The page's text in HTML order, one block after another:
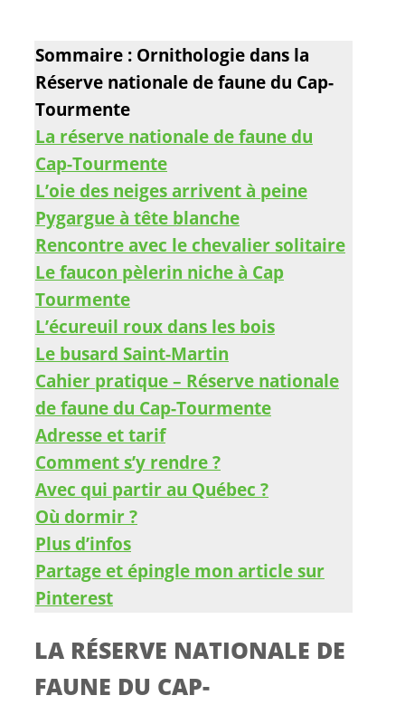
Sommaire : Ornithologie dans la
Réserve nationale de faune du Cap-
Tourmente
La réserve nationale de faune du
Cap-Tourmente
L’oie des neiges arrivent à peine
Pygargue à tête blanche
Rencontre avec le chevalier solitaire
Le faucon pèlerin niche à Cap
Tourmente
L’écureuil roux dans les bois
Le busard Saint-Martin
Cahier pratique – Réserve nationale
de faune du Cap-Tourmente
Adresse et tarif
Comment s’y rendre ?
Avec qui partir au Québec ?
Où dormir ?
Plus d’infos
Partage et épingle mon article sur
Pinterest
LA RÉSERVE NATIONALE DE
FAUNE DU CAP-